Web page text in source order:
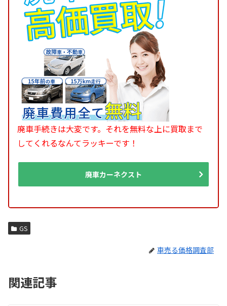
廃車手続きは大変です。それを無料な上に買取まで
してくれるなんてラッキーです！
廃車カーネクスト
GS
車売る価格調査部
関連記事